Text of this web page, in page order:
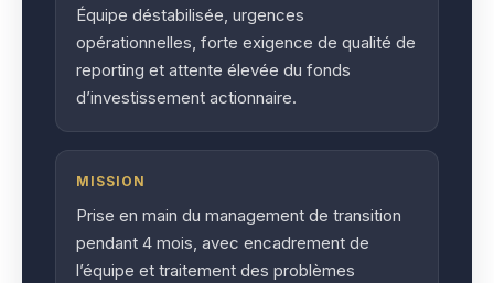
Équipe déstabilisée, urgences
opérationnelles, forte exigence de qualité de
reporting et attente élevée du fonds
d’investissement actionnaire.
MISSION
Prise en main du management de transition
pendant 4 mois, avec encadrement de
l’équipe et traitement des problèmes